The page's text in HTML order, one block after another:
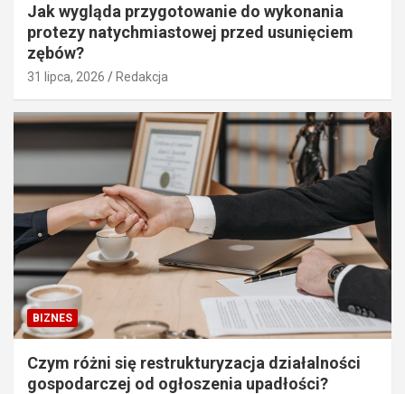
Jak wygląda przygotowanie do wykonania
protezy natychmiastowej przed usunięciem
zębów?
31 lipca, 2026 Redakcja
BIZNES
Czym różni się restrukturyzacja działalności
gospodarczej od ogłoszenia upadłości?